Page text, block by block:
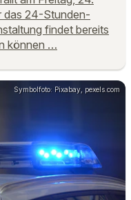
das 24-Stunden-
findet bereits
können …
Symbolfoto: Pixabay, pexels.com